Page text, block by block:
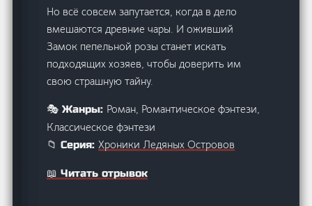
Но всё совсем запутается, когда в дело
вмешаются древние чары. И оживший
Замок пепельной розы станет искать
подходящих хозяев, чтобы доверить им
свою страшную тайну.
🎭 Жанры: Роман, Романтическое фэнтези,
Классическое фэнтези
📁 Серия:Хроники Ледяных Островов
📖 Читать отрывок